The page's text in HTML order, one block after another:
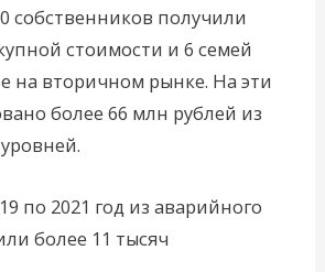
собственников получили
стоимости и 6 семей
на вторичном рынке. На эти
более 66 млн рублей из
по 2021 год из аварийного
более 11 тысяч